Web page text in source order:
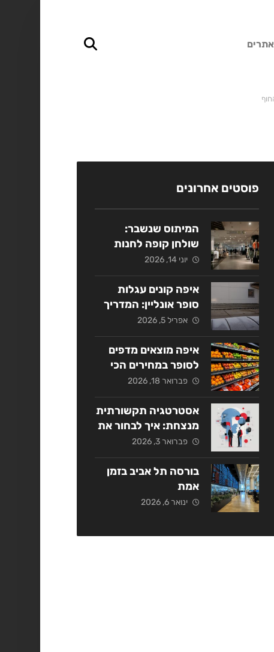
פוסטים אחרונים
המיתוס שנשבר:
שולחן קופה לחנות
אופנה כמנוף מכירות
אסטרטגי
יוני 14, 2026
איפה קונים עגלות
סופר אונליין: המדריך
המלא ל-2026
אפריל 5, 2026
איפה מוצאים מדפים
לסופר במחירים הכי
משתלמים בשנת
2026?
פברואר 18, 2026
אסטרטגיה תקשורתית
מנצחת: איך לבחור את
החברה המתאימה
בישראל?
פברואר 3, 2026
בורסה תל אביב בזמן
אמת
ינואר 6, 2026